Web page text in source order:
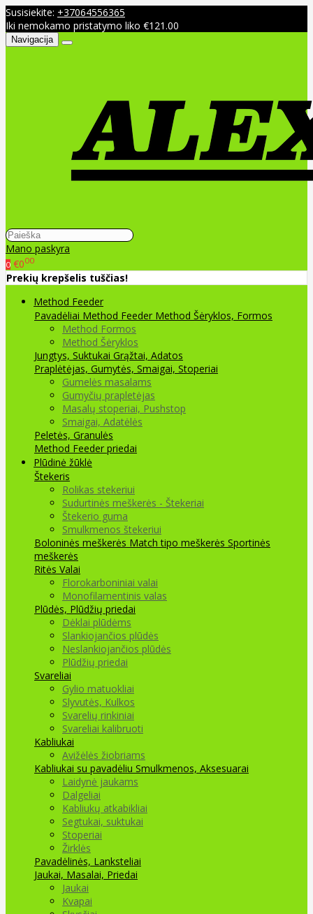
Susisiekite: +37064556365
Iki nemokamo pristatymo liko €121.00
Navigacija
Mano paskyra
0 €000
Prekių krepšelis tuščias!
Method Feeder
Pavadėliai Method Feeder Method Šėryklos, Formos
Method Formos
Method Šėryklos
Jungtys, Suktukai Grąžtai, Adatos
Praplėtėjas, Gumytės, Smaigai, Stoperiai
Gumelės masalams
Gumyčių prapletėjas
Masalų stoperiai, Pushstop
Smaigai, Adatėlės
Peletės, Granulės
Method Feeder priedai
Plūdinė žūklė
Štekeris
Rolikas stekeriui
Sudurtinės meškerės - Štekeriai
Štekerio guma
Smulkmenos štekeriui
Boloninės meškerės Match tipo meškerės Sportinės
meškerės
Ritės Valai
Florokarboniniai valai
Monofilamentinis valas
Plūdės, Plūdžių priedai
Dėklai plūdėms
Slankiojančios plūdės
Neslankiojančios plūdės
Plūdžių priedai
Svareliai
Gylio matuokliai
Slyvutės, Kulkos
Svarelių rinkiniai
Svareliai kalibruoti
Kabliukai
Avižėlės žiobriams
Kabliukai su pavadėliu Smulkmenos, Aksesuarai
Laidynė jaukams
Dalgeliai
Kabliukų atkabikliai
Segtukai, suktukai
Stoperiai
Žirklės
Pavadėlinės, Lanksteliai
Jaukai, Masalai, Priedai
Jaukai
Kvapai